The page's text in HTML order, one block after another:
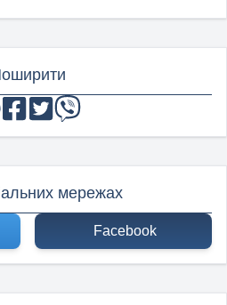
мережах
Facebook